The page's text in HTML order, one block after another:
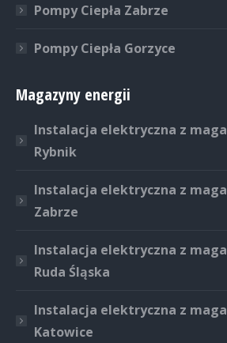
Pompy Ciepła Zabrze
Pompy Ciepła Gorzyce
Magazyny energii
Instalacja elektryczna z
Rybnik
Instalacja elektryczna z
Zabrze
Instalacja elektryczna z
Ruda Śląska
Instalacja elektryczna z
Katowice